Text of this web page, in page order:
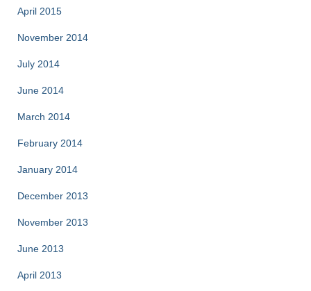
April 2015
November 2014
July 2014
June 2014
March 2014
February 2014
January 2014
December 2013
November 2013
June 2013
April 2013